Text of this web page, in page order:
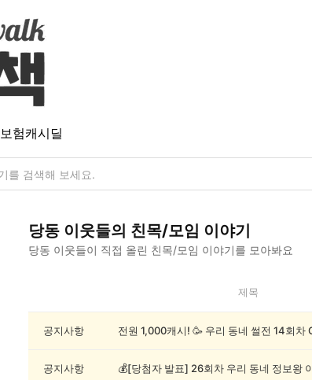
보험캐시딜
당동 이웃들의 친목/모임 이야기
당동 이웃들이 직접 올린 친목/모임 이야기를 모아봐요
친
제목
공지사항
공지사항